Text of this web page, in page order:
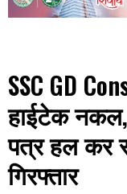
SSC GD
हाईटेक
पत्र हल कर
गिरफ्तार